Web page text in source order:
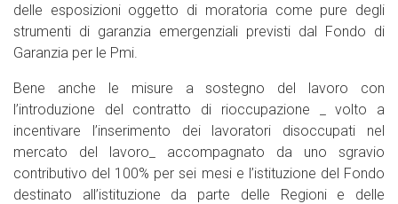
delle esposizioni oggetto di moratoria come pure degli
strumenti di garanzia emergenziali previsti dal Fondo di
Garanzia per le Pmi.
Bene anche le misure a sostegno del lavoro con
l’introduzione del contratto di rioccupazione _ volto a
incentivare l’inserimento dei lavoratori disoccupati nel
mercato del lavoro_ accompagnato da uno sgravio
contributivo del 100% per sei mesi e l’istituzione del Fondo
destinato all’istituzione da parte delle Regioni e delle